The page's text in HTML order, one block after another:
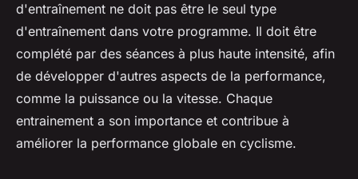
d'entraînement ne doit pas être le seul type
d'entraînement dans votre programme. Il doit être
complété par des séances à plus haute intensité, afin
de développer d'autres aspects de la performance,
comme la puissance ou la vitesse. Chaque
entrainement a son importance et contribue à
améliorer la performance globale en cyclisme.